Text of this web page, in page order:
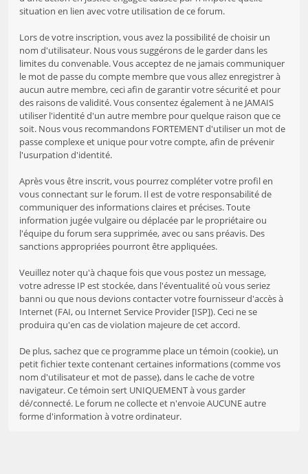
situation en lien avec votre utilisation de ce forum.
Lors de votre inscription, vous avez la possibilité de choisir un
nom d'utilisateur. Nous vous suggérons de le garder dans les
limites du convenable. Vous acceptez de ne jamais communiquer
le mot de passe du compte membre que vous allez enregistrer à
aucun autre membre, ceci afin de garantir votre sécurité et pour
des raisons de validité. Vous consentez également à ne JAMAIS
utiliser l'identité d'un autre membre pour quelque raison que ce
soit. Nous vous recommandons FORTEMENT d'utiliser un mot de
passe complexe et unique pour votre compte, afin de prévenir
l'usurpation d'identité.
Après vous être inscrit, vous pourrez compléter votre profil en
vous connectant sur le forum. Il est de votre responsabilité de
communiquer des informations claires et précises. Toute
information jugée vulgaire ou déplacée par le propriétaire ou
l'équipe du forum sera supprimée, avec ou sans préavis. Des
sanctions appropriées pourront être appliquées.
Veuillez noter qu'à chaque fois que vous postez un message,
votre adresse IP est stockée, dans l'éventualité où vous seriez
banni ou que nous devions contacter votre fournisseur d'accès à
Internet (FAI, ou Internet Service Provider [ISP]). Ceci ne se
produira qu'en cas de violation majeure de cet accord.
De plus, sachez que ce programme place un témoin (cookie), un
petit fichier texte contenant certaines informations (comme vos
nom d'utilisateur et mot de passe), dans le cache de votre
navigateur. Ce témoin sert UNIQUEMENT à vous garder
dé/connecté. Le forum ne collecte et n'envoie AUCUNE autre
forme d'information à votre ordinateur.